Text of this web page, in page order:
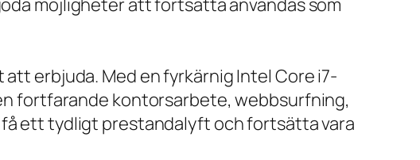
erbjuda. Med en fyrkärnig Intel Core i7-
fortfarande kontorsarbete, webbsurfning,
få ett tydligt prestandalyft och fortsätta vara